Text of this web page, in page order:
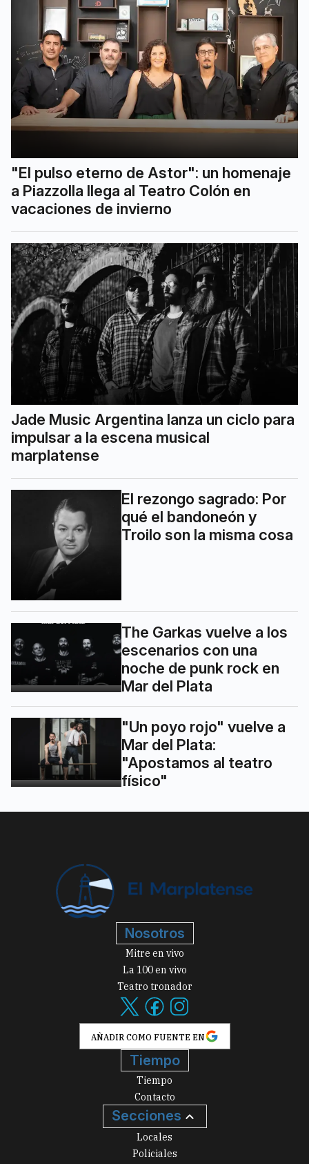
"El pulso eterno de Astor": un homenaje
a Piazzolla llega al Teatro Colón en
vacaciones de invierno
Jade Music Argentina lanza un ciclo para
impulsar a la escena musical
marplatense
El rezongo sagrado: Por
qué el bandoneón y
Troilo son la misma cosa
The Garkas vuelve a los
escenarios con una
noche de punk rock en
Mar del Plata
"Un poyo rojo" vuelve a
Mar del Plata:
"Apostamos al teatro
físico"
Nosotros
Mitre en vivo
La 100 en vivo
Teatro tronador
AÑADIR COMO FUENTE EN
Tiempo
Tiempo
Contacto
Secciones
Locales
Policiales